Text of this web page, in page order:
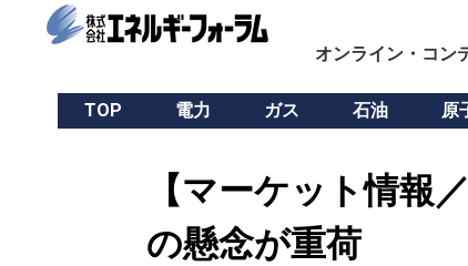
オンライン・コン
TOP 電力 ガス 石油 原
【マーケット情報
の懸念が重荷